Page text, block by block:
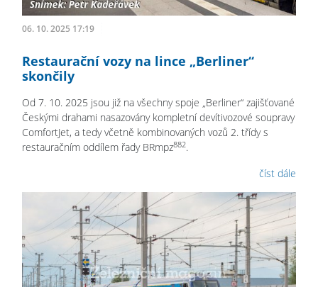
06. 10. 2025 17:19
Restaurační vozy na lince „Berliner“
skončily
Od 7. 10. 2025 jsou již na všechny spoje „Berliner“ zajišťované
Českými drahami nasazovány kompletní devítivozové soupravy
ComfortJet, a tedy včetně kombinovaných vozů 2. třídy s
restauračním oddílem řady BRmpz882.
číst dále